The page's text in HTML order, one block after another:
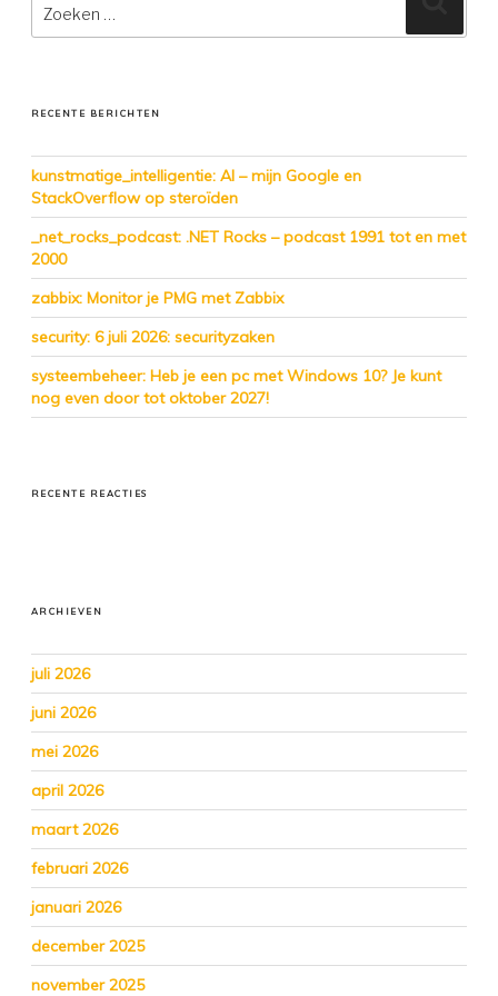
naar:
RECENTE BERICHTEN
kunstmatige_intelligentie: AI – mijn Google en
StackOverflow op steroïden
_net_rocks_podcast: .NET Rocks – podcast 1991 tot en met
2000
zabbix: Monitor je PMG met Zabbix
security: 6 juli 2026: securityzaken
systeembeheer: Heb je een pc met Windows 10? Je kunt
nog even door tot oktober 2027!
RECENTE REACTIES
ARCHIEVEN
juli 2026
juni 2026
mei 2026
april 2026
maart 2026
februari 2026
januari 2026
december 2025
november 2025